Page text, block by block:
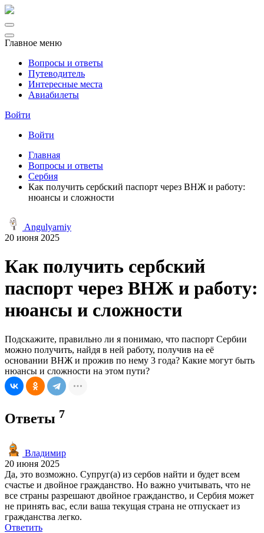
Главное меню
Вопросы и ответы
Путеводитель
Интересные места
Авиабилеты
Войти
Войти
Главная
Вопросы и ответы
Сербия
Как получить сербский паспорт через ВНЖ и работу:
нюансы и сложности
Angulyarniy
20 июня 2025
Как получить сербский
паспорт через ВНЖ и работу:
нюансы и сложности
Подскажите, правильно ли я понимаю, что паспорт Сербии
можно получить, найдя в ней работу, получив на её
основании ВНЖ и прожив по нему 3 года? Какие могут быть
нюансы и сложности на этом пути?
Ответы 7
Владимир
20 июня 2025
Да, это возможно. Супруг(а) из сербов найти и будет всем
счастье и двойное гражданство. Но важно учитывать, что не
все страны разрешают двойное гражданство, и Сербия может
не принять вас, если ваша текущая страна не отпускает из
гражданства легко.
Ответить